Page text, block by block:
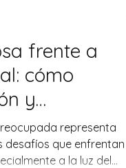
frente a
cómo
y
el bienestar
representa
desafíos que enfrentan
a la luz del